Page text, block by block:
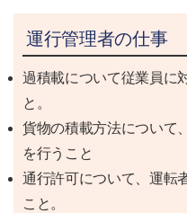
運行管理者の仕事
過積載について従業員に
と。
貨物の積載方法について
を行うこと
通行許可について、運転
こと。